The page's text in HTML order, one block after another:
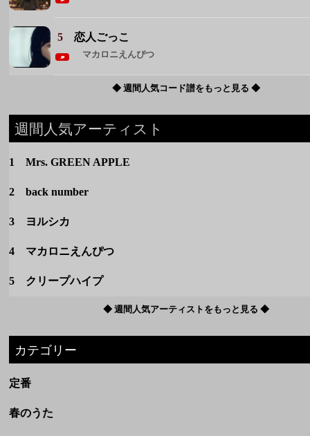
5恋人ごっこ
マカロニえんぴつ
◆ 週間人気コード譜をもっと見る ◆
週間人気アーティスト
1 Mrs. GREEN APPLE
2 back number
3 ヨルシカ
4 マカロニえんぴつ
5 クリープハイプ
◆ 週間人気アーティストをもっと見る ◆
カテゴリー
定番
春のうた